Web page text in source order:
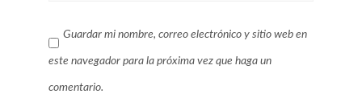
Guardar mi nombre, correo electrónico y sitio web en
este navegador para la próxima vez que haga un
comentario.